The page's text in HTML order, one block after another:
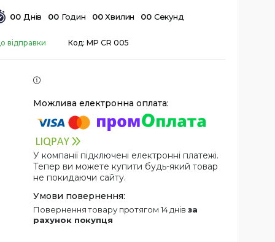
00 Днів 00 Годин 00 Хвилин 00 Секунд
відправки Код: MP CR 005
У компанії підключені електронні платежі.
Тепер ви можете купити будь-який товар
не покидаючи сайту.
повернення товару протягом 14 днів за
рахунок покупця